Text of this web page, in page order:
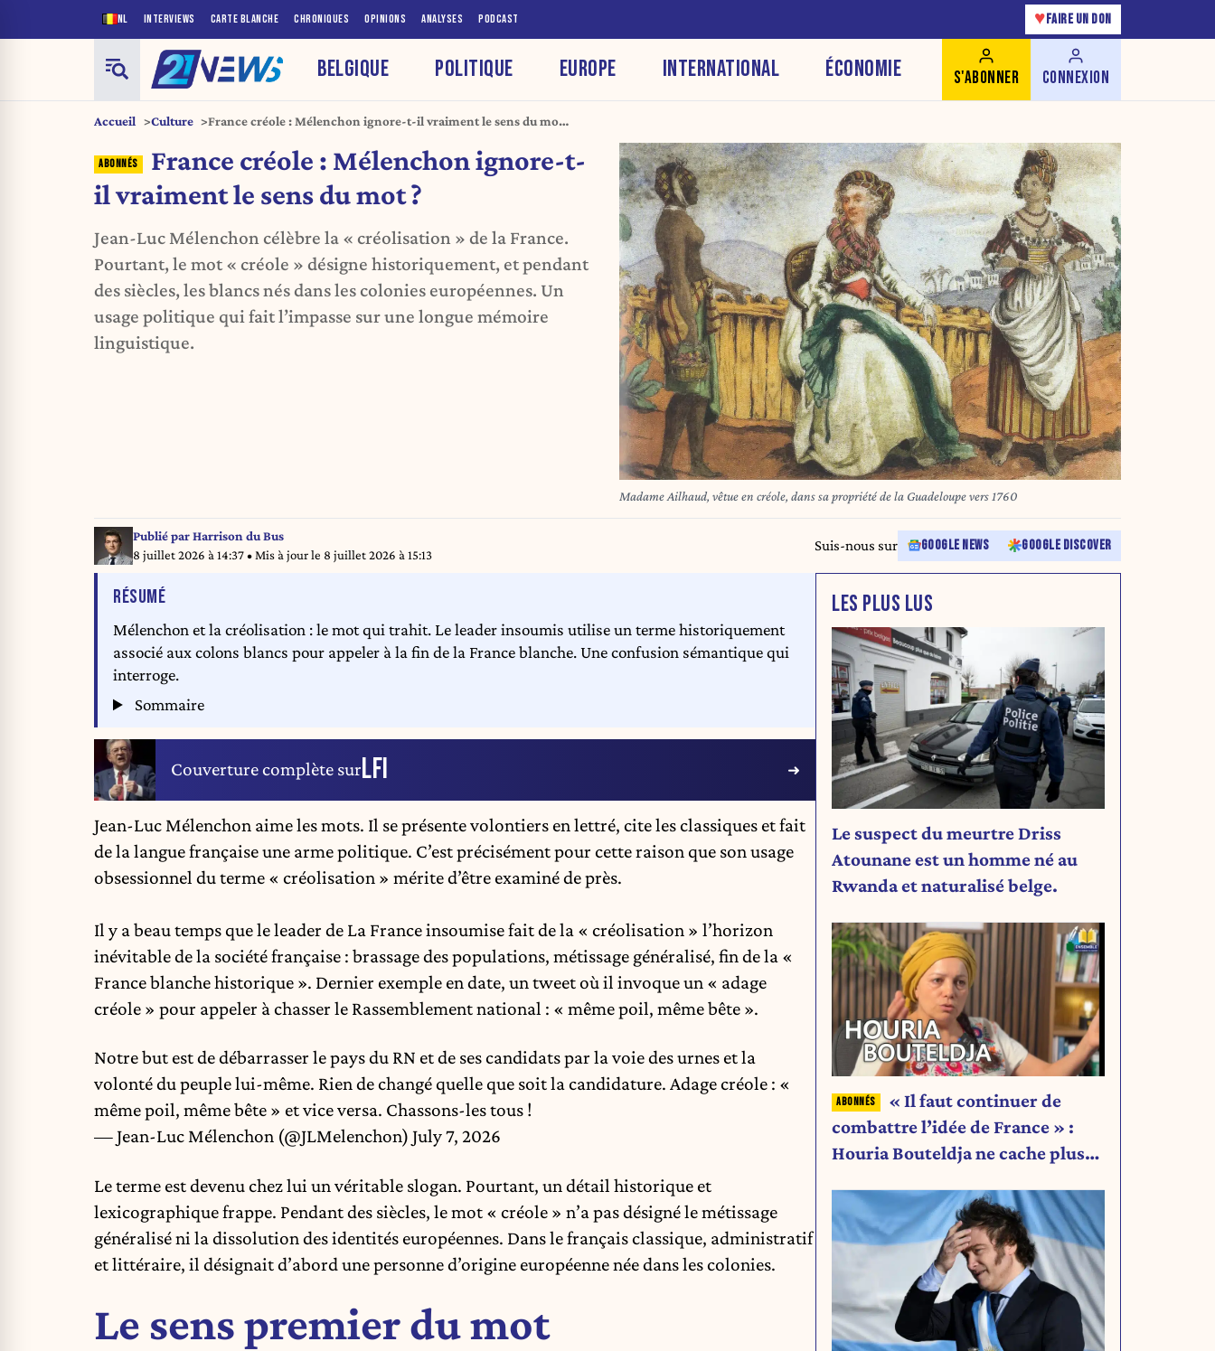
NL INTERVIEWS CARTE BLANCHE CHRONIQUES OPINIONS ANALYSES PODCAST ♥ FAIRE UN DON
BELGIQUE POLITIQUE EUROPE INTERNATIONAL ÉCONOMIE S'ABONNER CONNEXION
Accueil Culture
France créole : Mélenchon ignore-t-il vraiment le sens du mot
France créole : Mélenchon ignore-t-
il vraiment le sens du mot ?
Jean-Luc Mélenchon célèbre la « créolisation » de la France.
Pourtant, le mot « créole » désigne historiquement, et pendant
des siècles, les blancs nés dans les colonies européennes. Un
usage politique qui fait l’impasse sur une longue mémoire
linguistique.
Madame Ailhaud, vêtue en créole, dans sa propriété de la Guadeloupe vers 1760
Publié parHarrison du Bus
8 juillet 2026 à 14:37• Mis à jour le 8 juillet 2026 à 15:13
Suis-nous sur GOOGLE NEWS GOOGLE DISCOVER
RÉSUMÉDE L'ARTICLE
Mélenchon et la créolisation : le mot qui trahit. Le leader insoumis utilise un terme historiquement
associé aux colons blancs pour appeler à la fin de la France blanche. Une confusion sémantique qui
interroge.
Sommaire
Couverture complète surLFI
Jean-Luc Mélenchon aime les mots. Il se présente volontiers en lettré, cite les classiques et fait
de la langue française une arme politique. C’est précisément pour cette raison que son usage
obsessionnel du terme « créolisation » mérite d’être examiné de près.
Il y a beau temps que le leader de La France insoumise fait de la « créolisation » l’horizon
inévitable de la société française : brassage des populations, métissage généralisé, fin de la «
France blanche historique ». Dernier exemple en date, un tweet où il invoque un « adage
créole » pour appeler à chasser le Rassemblement national : « même poil, même bête ».
Notre but est de débarrasser le pays du RN et de ses candidats par la voie des urnes et la
volonté du peuple lui-même. Rien de changé quelle que soit la candidature. Adage créole : «
même poil, même bête » et vice versa. Chassons-les tous !
— Jean-Luc Mélenchon (@JLMelenchon) July 7, 2026
Le terme est devenu chez lui un véritable slogan. Pourtant, un détail historique et
lexicographique frappe. Pendant des siècles, le mot « créole » n’a pas désigné le métissage
généralisé ni la dissolution des identités européennes. Dans le français classique, administratif
et littéraire, il désignait d’abord une personne d’origine européenne née dans les colonies.
Le sens premier du mot
LES PLUS LUS
Le suspect du meurtre Driss
Atounane est un homme né au
Rwanda et naturalisé belge.
« Il faut continuer de
combattre l’idée de France » :
Houria Bouteldja ne cache plus